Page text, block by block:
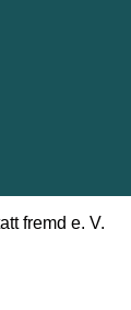
fremd e. V.